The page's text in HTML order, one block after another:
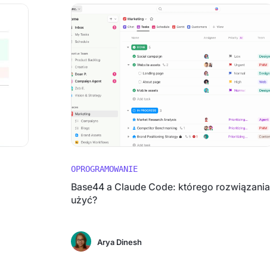
OPROGRAMOWANIE
Base44 a Claude Code: którego rozwiązania
użyć?
Arya Dinesh